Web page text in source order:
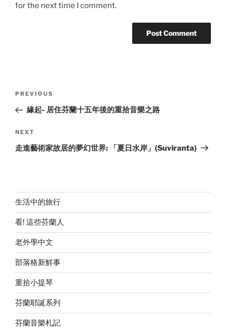
for the next time I comment.
Previous
Post
PREVIOUS
緣起- 居住芬蘭十五年後的重拾音樂之路
Next
Post
NEXT
走進藝術家故居的夢幻世界: 「夏日水岸」(Suviranta)
生活中的旅行
看! 這些芬蘭人
老外學中文
部落格新鮮事
重拾小提琴
芬蘭耶誕系列
芬蘭音樂札記